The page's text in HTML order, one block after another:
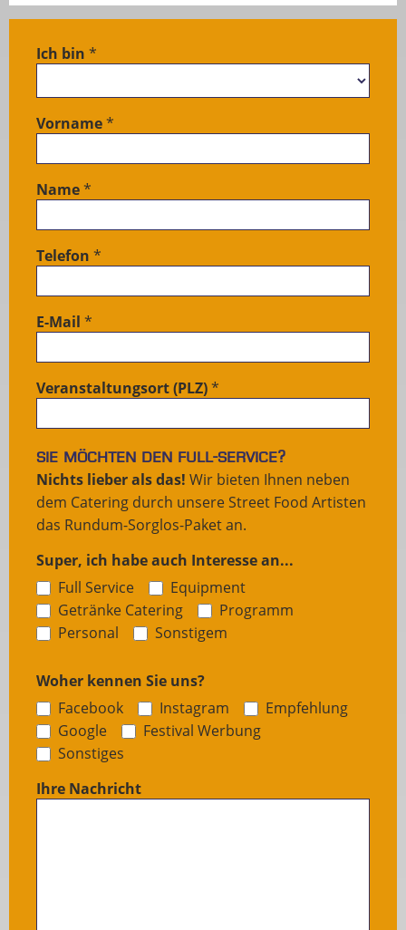
LIVE
Foodtruck
/ von
Ich bin *
Vorname*
Name*
Telefon *
E-Mail *
Veranstaltungsort (PLZ)*
Sie möchten den Full-Service?
Nichts lieber als das! Wir bieten Ihnen neben
dem Catering durch unsere Street Food Artisten
das Rundum-Sorglos-Paket an.
Super, ich habe auch Interesse an...
Full Service
Equipment
Getränke Catering
Programm
Personal
Sonstigem
Woher kennen Sie uns?
Facebook
Instagram
Empfehlung
Google
Festival Werbung
Sonstiges
Ihre Nachricht